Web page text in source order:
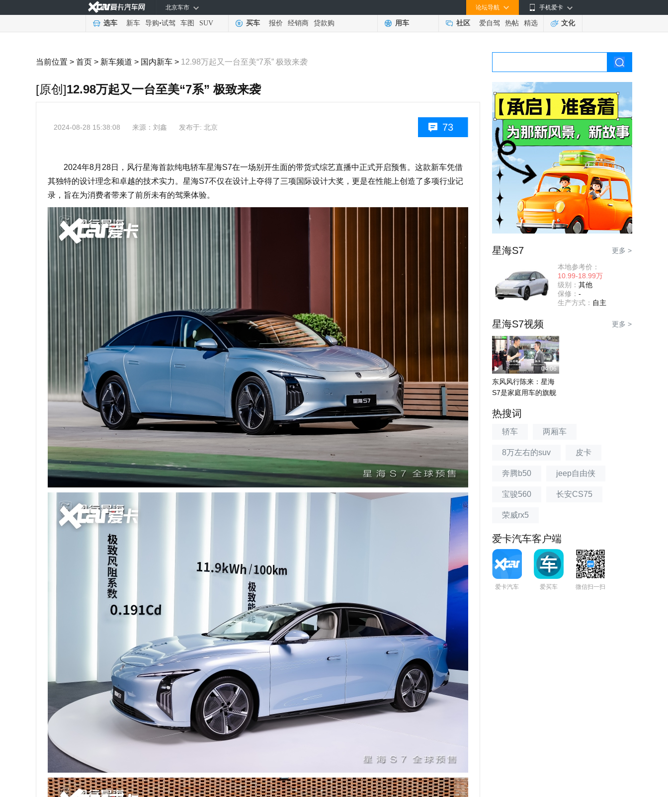
手机爱卡
论坛导航
北京车市
选车 新车 导购•试驾 车图 SUV 买车 报价 经销商 贷款购 用车 社区 爱自驾 热帖 精选 文化
当前位置 > 首页 > 新车频道 > 国内新车 > 12.98万起又一台至美“7系” 极致来袭
[原创]12.98万起又一台至美“7系” 极致来袭
73
2024-08-28 15:38:08 来源： 刘鑫 发布于: 北京
2024年8月28日，风行星海首款纯电轿车星海S7在一场别开生面的带货式综艺直播中正式开启预售。这款新车凭借
其独特的设计理念和卓越的技术实力。星海S7不仅在设计上夺得了三项国际设计大奖，更是在性能上创造了多项行业记
录，旨在为消费者带来了前所未有的驾乘体验。
星海S7 更多 >
本地参考价：
10.99-18.99万
级别： 其他
保修： -
生产方式： 自主
星海S7视频 更多 >
04:06
东风风行陈来：星海
S7是家庭用车的旗舰
热搜词
轿车 两厢车
8万左右的suv 皮卡
奔腾b50 jeep自由侠
宝骏560 长安CS75
荣威rx5
爱卡汽车客户端
爱卡汽车 爱买车 微信扫一扫